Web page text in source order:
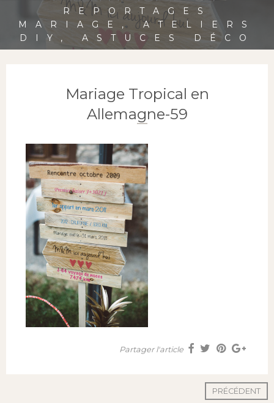
REPORTAGES
MARIAGE, ATELIERS
DIY, ASTUCES DÉCO
Mariage Tropical en
Allemagne-59
Partager l'article
PRÉCÉDENT